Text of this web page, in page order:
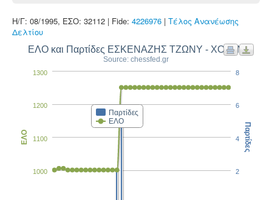
Η/Γ: 08/1995, ΕΣΟ: 32112 | Fide: 4226976 | Τέλος Ανανέωσης
Δελτίου
ΕΛΟ και Παρτίδες ΕΣΚΕΝΑΖΗΣ ΤΖΩΝΥ - ΧΟΥΑΝ
Source: chessfed.gr
Παρτίδες
ΕΛΟ
1000
1100
1200
1300
ΕΛΟ
2
4
6
8
Παρτίδες